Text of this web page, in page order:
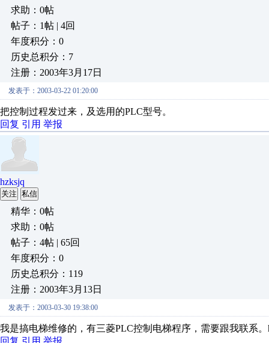
求助：0帖
帖子：1帖 | 4回
年度积分：0
历史总积分：7
注册：2003年3月17日
发表于：2003-03-22 01:20:00
把控制过程发过来，及选用的PLC型号。
回复 引用 举报
hzksjq
关注 私信
精华：0帖
求助：0帖
帖子：4帖 | 65回
年度积分：0
历史总积分：119
注册：2003年3月13日
发表于：2003-03-30 19:38:00
我是搞电梯维修的，有三菱PLC控制电梯程序，需要跟我联系。
回复 引用 举报